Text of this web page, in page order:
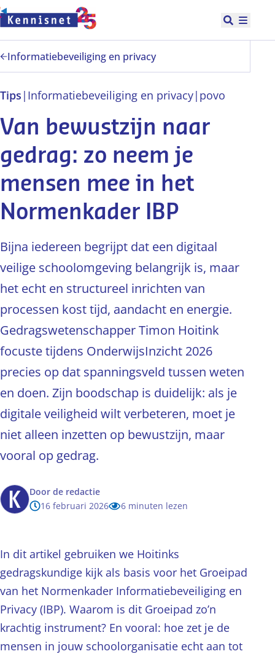
Doorgaan naar hoofdinhoud
Open
Informatiebeveiliging en privacy
Tips | Informatiebeveiliging en privacy| povo
Van bewustzijn naar
gedrag: zo neem je
mensen mee in het
Normenkader IBP
Bijna iedereen begrijpt dat een digitaal
veilige schoolomgeving belangrijk is, maar
het echt en structureel inrichten van
processen kost tijd, aandacht en energie.
Gedragswetenschapper Timon Hoitink
focuste tijdens OnderwijsInzicht 2026
precies op dat spanningsveld tussen weten
en doen. Zijn boodschap is duidelijk: als je
digitale veiligheid wilt verbeteren, moet je
niet alleen inzetten op bewustzijn, maar
vooral op gedrag.
Door de redactie
16 februari 2026
6 minuten lezen
In dit artikel gebruiken we Hoitinks
gedragskundige kijk als basis voor het Groeipad
van het Normenkader Informatiebeveiliging en
Privacy (IBP). Waarom is dit Groeipad zo’n
krachtig instrument? En vooral: hoe zet je de
mensen in jouw schoolorganisatie echt aan tot